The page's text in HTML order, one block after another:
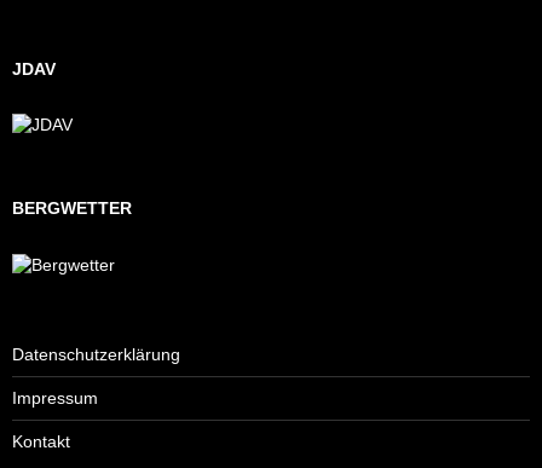
JDAV
BERGWETTER
Datenschutzerklärung
Impressum
Kontakt